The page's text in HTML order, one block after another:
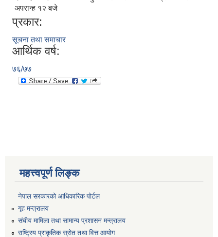
अपरान्ह १२ बजे
प्रकार:
सूचना तथा समाचार
आर्थिक वर्ष:
७६/७७
महत्त्वपूर्ण लिङ्क
नेपाल सरकारको आधिकारिक पोर्टल
गृह मन्त्रालय
संघीय मामिला तथा सामान्य प्रशासन मन्त्रालय
राष्ट्रिय प्राकृतिक स्रोत तथा वित्त आयोग